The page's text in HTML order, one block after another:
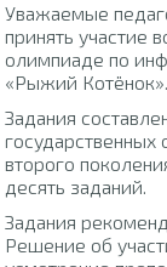
Уважаемые
принять участие
олимпиаде по
«Рыжий Котёнок».
Задания
государственных
второго
десять заданий.
Задания
Решение об